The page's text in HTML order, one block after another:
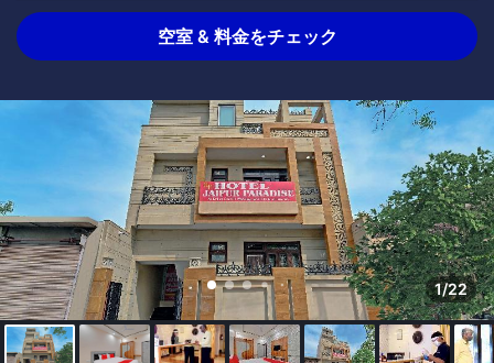
空室 & 料金をチェック
1/22